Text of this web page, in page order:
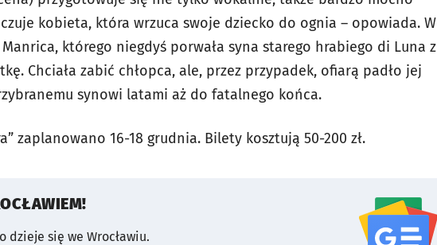
kobieta, która wrzuca swoje dziecko do ognia – opowiada. W
którego niegdyś porwała syna starego hrabiego di Luna z
Chciała zabić chłopca, ale, przez przypadek, ofiarą padło jej
synowi latami aż do fatalnego końca.
zaplanowano 16-18 grudnia. Bilety kosztują 50-200 zł.
dzieje się we Wrocławiu.